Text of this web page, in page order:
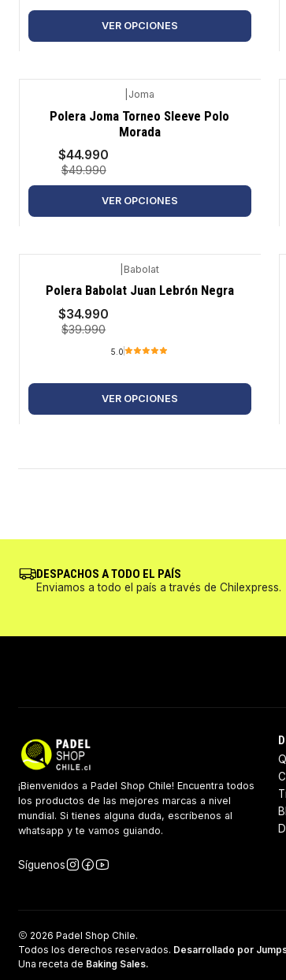
VER OPCIONES
-10%
Joma
Polera Joma Torneo Sleeve Polo
Morada
$44.990
$49.990
VER OPCIONES
-13%
Babolat
Polera Babolat Juan Lebrón Negra
$34.990
$39.990
5.0
VER OPCIONES
DESPACHOS A TODO EL PAÍS
Enviamos a todo el país a través de Chilexpress.
¡Bienvenidos a Padel Shop Chile! Encuentra todos
los productos de las mejores marcas a nivel
mundial. Si tienes alguna duda, escríbenos al
whatsapp y te vamos guiando.
Síguenos
2026 Padel Shop Chile.
Todos los derechos reservados. Desarrollado por
Una receta de Baking Sales.